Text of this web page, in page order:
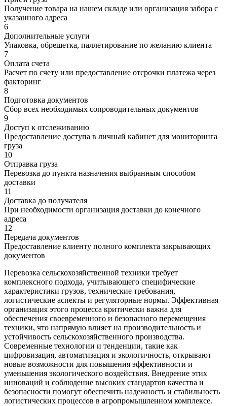
Получение товара на нашем складе или организация забора с
указанного адреса
6
Дополнительные услуги
Упаковка, обрешетка, паллетирование по желанию клиента
7
Оплата счета
Расчет по счету или предоставление отсрочки платежа через
факторинг
8
Подготовка документов
Сбор всех необходимых сопроводительных документов
9
Доступ к отслеживанию
Предоставление доступа в личный кабинет для мониторинга
груза
10
Отправка груза
Перевозка до пункта назначения выбранным способом
доставки
11
Доставка до получателя
При необходимости организация доставки до конечного
адреса
12
Передача документов
Предоставление клиенту полного комплекта закрывающих
документов
Перевозка сельскохозяйственной техники требует
комплексного подхода, учитывающего специфические
характеристики грузов, технические требования,
логистические аспекты и регуляторные нормы. Эффективная
организация этого процесса критически важна для
обеспечения своевременного и безопасного перемещения
техники, что напрямую влияет на производительность и
устойчивость сельскохозяйственного производства.
Современные технологии и тенденции, такие как
цифровизация, автоматизация и экологичность, открывают
новые возможности для повышения эффективности и
уменьшения экологического воздействия. Внедрение этих
инноваций и соблюдение высоких стандартов качества и
безопасности помогут обеспечить надежность и стабильность
логистических процессов в агропромышленном комплексе.